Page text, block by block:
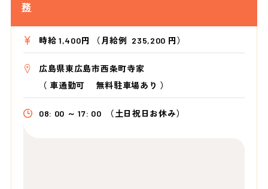
務
時給 1,400円 （月給例 235,200 円）
広島県東広島市西条町寺家
（ 車通勤可 無料駐車場あり ）
08: 00 ～ 17: 00 （土日祝日お休み）